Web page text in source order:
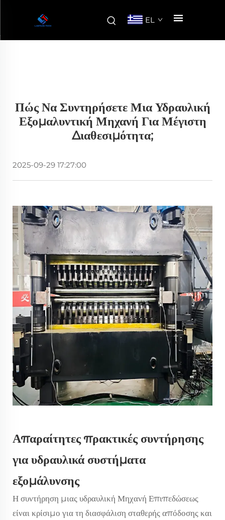
EL
Πώς Να Συντηρήσετε Μια Υδραυλική
Εξομαλυντική Μηχανή Για Μέγιστη
Διαθεσιμότητα;
2025-09-29 17:27:00
Απαραίτητες πρακτικές συντήρησης
για υδραυλικά συστήματα
εξομάλυνσης
Η συντήρηση μιας υδραυλική Μηχανή Επιπεδώσεως
είναι κρίσιμο για τη διασφάλιση σταθερής απόδοσης και